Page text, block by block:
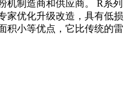
机制造商和供应商。 R系列
家优化升级改造，具有低损
积小等优点，它比传统的雷